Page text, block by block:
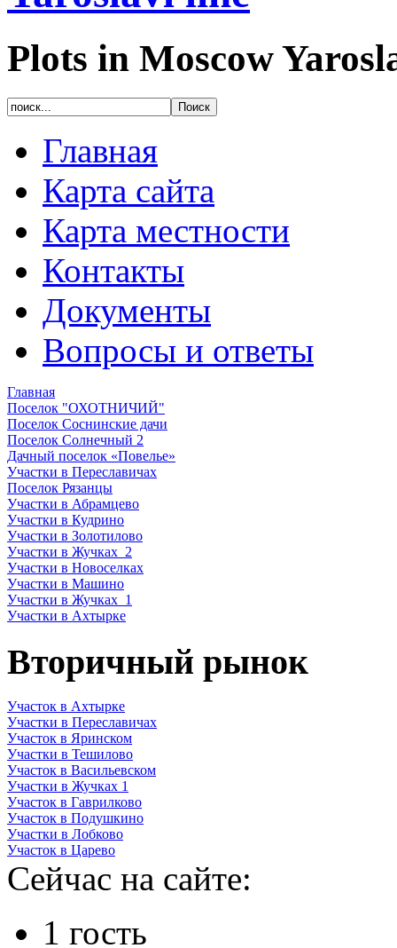
Plots in Moscow
Главная
Карта сайта
Карта местности
Контакты
Документы
Вопросы и ответы
Главная
Поселок "ОХОТНИЧИЙ"
Поселок Соснинские дачи
Поселок Солнечный 2
Дачный поселок «Повелье»
Участки в Переславичах
Поселок Рязанцы
Участки в Абрамцево
Участки в Кудрино
Участки в Золотилово
Участки в Жучках_2
Участки в Новоселках
Участки в Машино
Участки в Жучках_1
Участки в Ахтырке
Вторичный рынок
Участок в Ахтырке
Участки в Переславичах
Участок в Яринском
Участки в Тешилово
Участок в Васильевском
Участки в Жучках 1
Участок в Гаврилково
Участок в Подушкино
Участки в Лобково
Участок в Царево
Сейчас на сайте:
1 гость